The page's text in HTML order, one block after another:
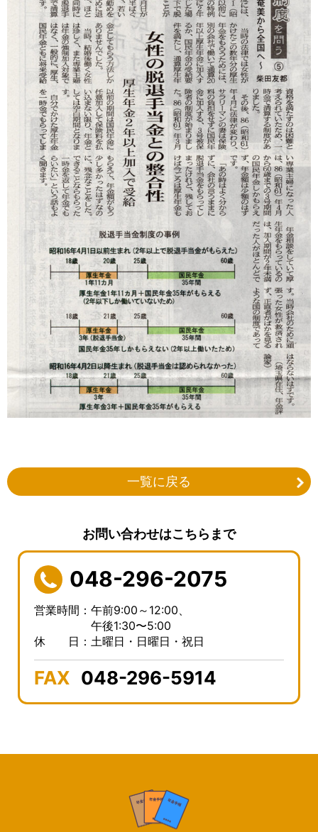
一覧に戻る
お問い合わせはこちらまで
048-296-2075
営業時間：午前9:00～12:00、
午後1:30〜5:00
休 日：土曜日・日曜日・祝日
FAX 048-296-5914